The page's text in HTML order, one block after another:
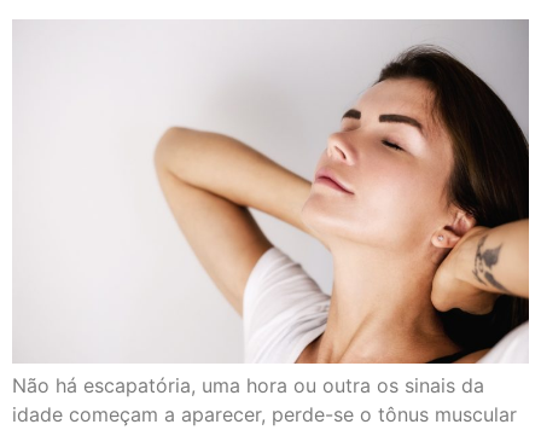
Não há escapatória, uma hora ou outra os sinais da
idade começam a aparecer, perde-se o tônus muscular